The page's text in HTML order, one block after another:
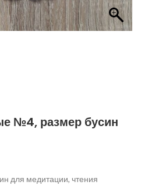
№4, размер бусин
для медитации, чтения